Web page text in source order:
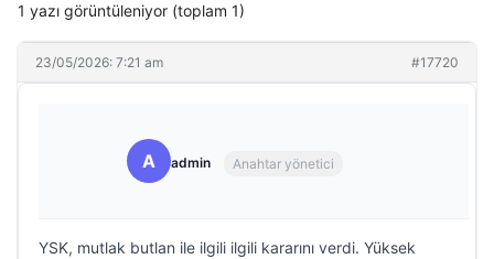
1 yazı görüntüleniyor (toplam 1)
23/05/2026: 7:21 am #17720
A admin Anahtar yönetici
YSK, mutlak butlan ile ilgili ilgili kararını verdi. Yüksek